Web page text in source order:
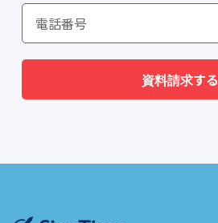
資料請求する